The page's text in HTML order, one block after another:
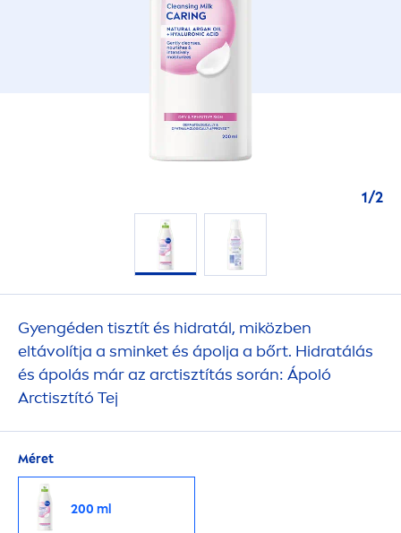
1/2
Gyengéden tisztít és hidratál, miközben
eltávolítja a sminket és ápolja a bőrt. Hidratálás
és ápolás már az arctisztítás során: Ápoló
Arctisztító Tej
Méret
200 ml